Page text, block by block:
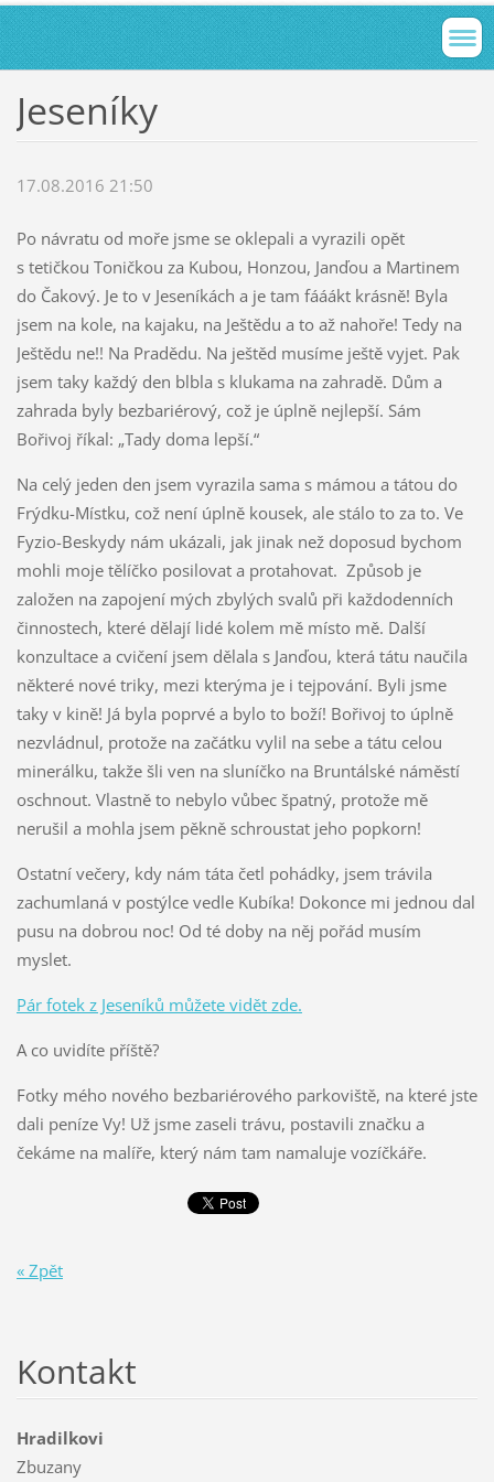
Jeseníky
17.08.2016 21:50
Po návratu od moře jsme se oklepali a vyrazili opět
s tetičkou Toničkou za Kubou, Honzou, Janďou a Martinem
do Čakový. Je to v Jeseníkách a je tam fááákt krásně! Byla
jsem na kole, na kajaku, na Ještědu a to až nahoře! Tedy na
Ještědu ne!! Na Pradědu. Na ještěd musíme ještě vyjet. Pak
jsem taky každý den blbla s klukama na zahradě. Dům a
zahrada byly bezbariérový, což je úplně nejlepší. Sám
Bořivoj říkal: „Tady doma lepší.“
Na celý jeden den jsem vyrazila sama s mámou a tátou do
Frýdku-Místku, což není úplně kousek, ale stálo to za to. Ve
Fyzio-Beskydy nám ukázali, jak jinak než doposud bychom
mohli moje tělíčko posilovat a protahovat. Způsob je
založen na zapojení mých zbylých svalů při každodenních
činnostech, které dělají lidé kolem mě místo mě. Další
konzultace a cvičení jsem dělala s Janďou, která tátu naučila
některé nové triky, mezi kterýma je i tejpování. Byli jsme
taky v kině! Já byla poprvé a bylo to boží! Bořivoj to úplně
nezvládnul, protože na začátku vylil na sebe a tátu celou
minerálku, takže šli ven na sluníčko na Bruntálské náměstí
oschnout. Vlastně to nebylo vůbec špatný, protože mě
nerušil a mohla jsem pěkně schroustat jeho popkorn!
Ostatní večery, kdy nám táta četl pohádky, jsem trávila
zachumlaná v postýlce vedle Kubíka! Dokonce mi jednou dal
pusu na dobrou noc! Od té doby na něj pořád musím
myslet.
Pár fotek z Jeseníků můžete vidět zde.
A co uvidíte příště?
Fotky mého nového bezbariérového parkoviště, na které jste
dali peníze Vy! Už jsme zaseli trávu, postavili značku a
čekáme na malíře, který nám tam namaluje vozíčkáře.
« Zpět
Kontakt
Hradilkovi
Zbuzany